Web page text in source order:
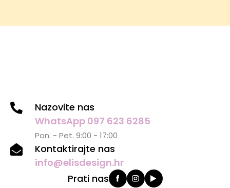
Nazovite nas
WhatsApp 097 623 6285
Pon. - Pet. 9:00 - 17:00
Kontaktirajte nas
info@elisdesign.hr
Prati nas